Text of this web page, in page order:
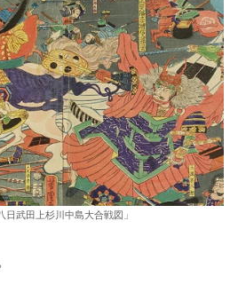
武田上杉川中島大合戦図」